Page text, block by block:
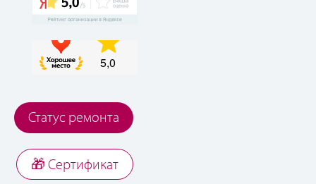
Статус ремонта
🎁 Cертификат